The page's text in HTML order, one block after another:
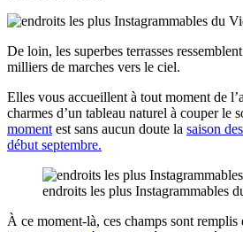
De loin, les superbes terrasses
milliers de marches vers le ciel.
Elles vous accueillent à tout moment de
charmes d’un tableau naturel à couper le
moment est sans aucun doute la saison
début septembre.
endroits les plus Instagrammables
À ce moment-là, ces champs sont remplis